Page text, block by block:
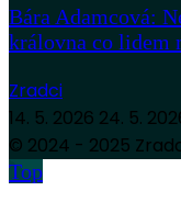
Bára Adamcová:
královna co lidem
Zradci
14. 5. 2026 24. 5.
© 2024 - 2025
Top